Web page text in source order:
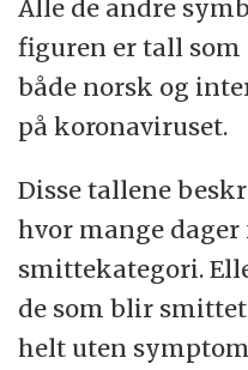
Alle de andre
figuren er tall
både norsk og
på koronaviruset.
Disse tallene
hvor mange
smittekategori.
de som blir
helt uten